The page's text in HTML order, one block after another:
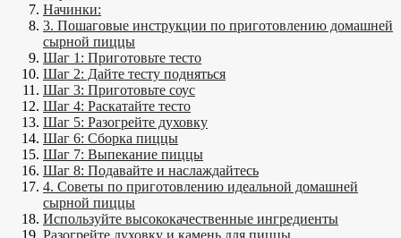
Начинки:
3. Пошаговые инструкции по приготовлению домашней
сырной пиццы
Шаг 1: Приготовьте тесто
Шаг 2: Дайте тесту подняться
Шаг 3: Приготовьте соус
Шаг 4: Раскатайте тесто
Шаг 5: Разогрейте духовку
Шаг 6: Сборка пиццы
Шаг 7: Выпекание пиццы
Шаг 8: Подавайте и наслаждайтесь
4. Советы по приготовлению идеальной домашней
сырной пиццы
Используйте высококачественные ингредиенты
Разогрейте духовку и камень для пиццы